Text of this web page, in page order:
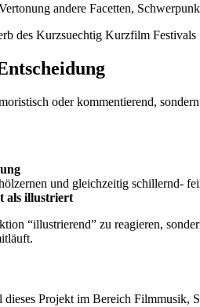
andere Facetten,
oder kommentierend,
und gleichzeitig schillernd-
als illustriert
“illustrierend” zu reagieren,
Projekt im Bereich Filmmusik,